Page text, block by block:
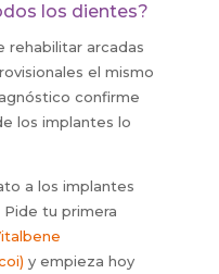
los dientes?
rehabilitar arcadas
el mismo
confirme
los implantes lo
a los implantes
tu primera
y empieza hoy